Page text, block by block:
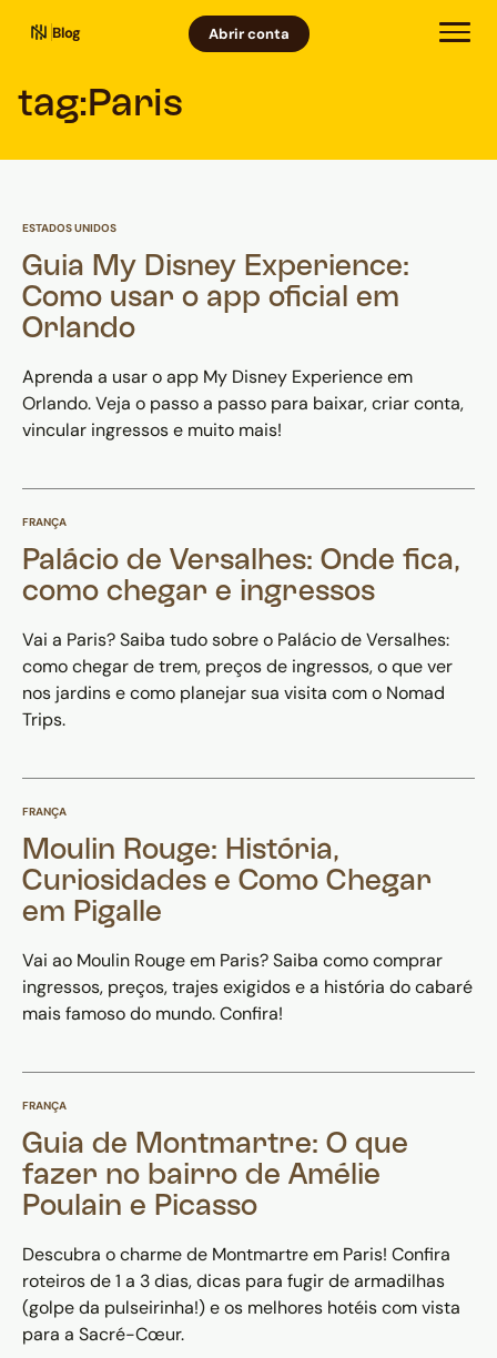
Blog Abrir conta
tag: Paris
ESTADOS UNIDOS
Guia My Disney Experience:
Como usar o app oficial em
Orlando
Aprenda a usar o app My Disney Experience em
Orlando. Veja o passo a passo para baixar, criar conta,
vincular ingressos e muito mais!
FRANÇA
Palácio de Versalhes: Onde fica,
como chegar e ingressos
Vai a Paris? Saiba tudo sobre o Palácio de Versalhes:
como chegar de trem, preços de ingressos, o que ver
nos jardins e como planejar sua visita com o Nomad
Trips.
FRANÇA
Moulin Rouge: História,
Curiosidades e Como Chegar
em Pigalle
Vai ao Moulin Rouge em Paris? Saiba como comprar
ingressos, preços, trajes exigidos e a história do cabaré
mais famoso do mundo. Confira!
FRANÇA
Guia de Montmartre: O que
fazer no bairro de Amélie
Poulain e Picasso
Descubra o charme de Montmartre em Paris! Confira
roteiros de 1 a 3 dias, dicas para fugir de armadilhas
(golpe da pulseirinha!) e os melhores hotéis com vista
para a Sacré-Cœur.